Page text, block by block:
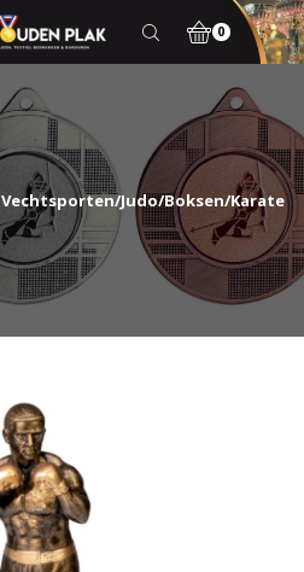
0
Vechtsporten/Judo/Boksen/Karate